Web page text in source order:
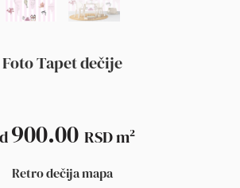
Foto Tapet dečije
900.00 RSDm²
Retro dečija mapa